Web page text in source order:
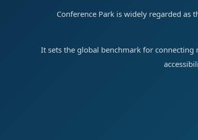
Conference Park is widely regarded as
It sets the global benchmark for